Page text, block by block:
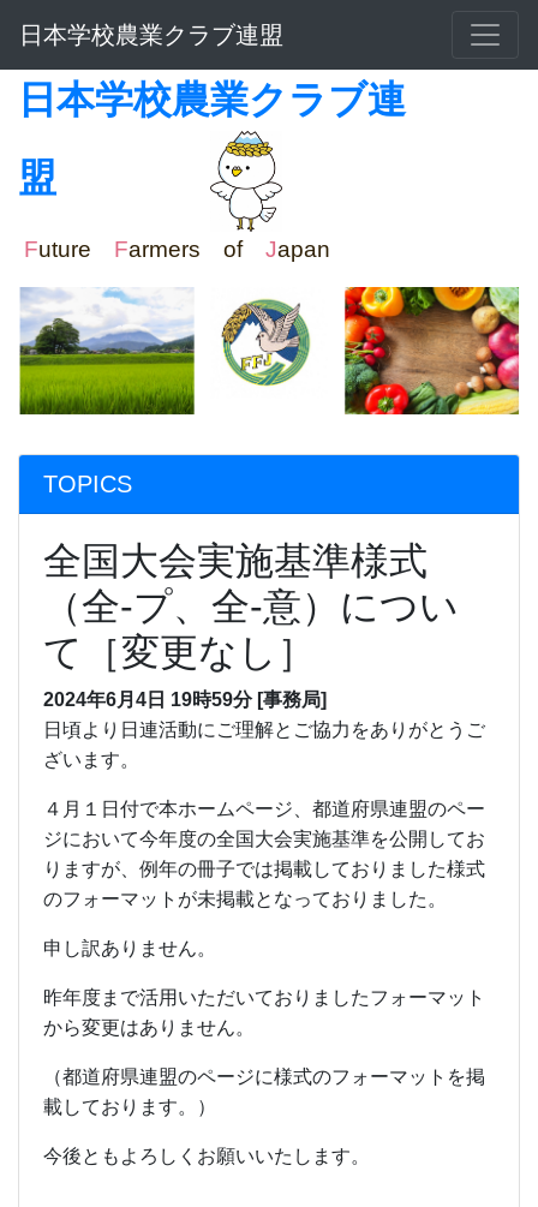
日本学校農業クラブ連盟
日本学校農業クラブ連
盟
Future Farmers of Japan
TOPICS
全国大会実施基準様式
（全-プ、全-意）につい
て［変更なし］
2024年6月4日 19時59分 [事務局]
日頃より日連活動にご理解とご協力をありがとうご
ざいます。
４月１日付で本ホームページ、都道府県連盟のペー
ジにおいて今年度の全国大会実施基準を公開してお
りますが、例年の冊子では掲載しておりました様式
のフォーマットが未掲載となっておりました。
申し訳ありません。
昨年度まで活用いただいておりましたフォーマット
から変更はありません。
（都道府県連盟のページに様式のフォーマットを掲
載しております。）
今後ともよろしくお願いいたします。